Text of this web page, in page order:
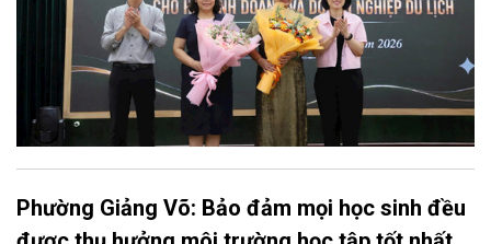
Phường Giảng Võ: Bảo đảm mọi học sinh đều